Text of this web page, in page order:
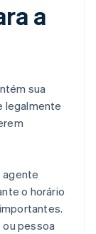
a
sua
legalmente
agente
o horário
pessoa